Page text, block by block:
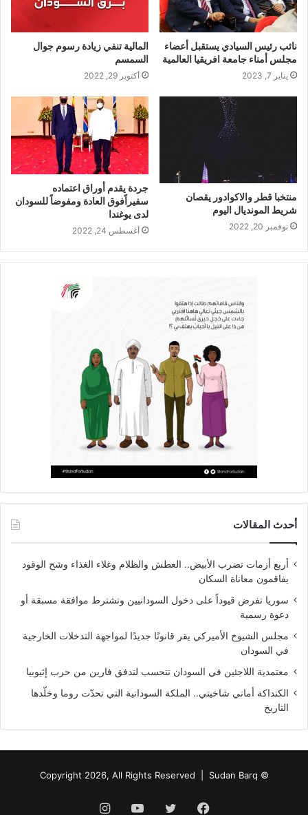
نائب رئيس السيادي يستقبل أعضاء
مجلس أمناء جامعة افريقيا العالمية
يناير 7, 2023
المالية تنفي زيادة رسوم جوال
السمسم
أكتوبر 29, 2022
منتخبا قطر والاكوادور يقصان
شريط المونديال اليوم
نوفمبر 20, 2022
جردة يقدم أوراق اعتماده
سفيراًفوق العادة ومفوضاً للسودان
لدى يوغندا
أغسطس 24, 2022
أحدث المقالات
أربع أزمات تضرب الأبيض.. العطش والظلام وغلاء الغذاء وشح الوقود
يفاقمون معاناة السكان
سوريا تفرض قيوداً على دخول السودانيين وتشترط موافقة مسبقة أو
دعوة رسمية
مجلس الشيوخ الأميركي يقر قانونًا جديدًا لمواجهة التدخلات الخارجية
في السودان
معتمدية اللاجئين في السودان تتحسب لتدفق فارين من حرب إثيوبيا
الكنداكة أماني شاخيتي.. الملكة السودانية التي تحدّت روما وخلّدها
التاريخ
© Copyright 2026, All Rights Reserved |
Sudan Barq
فيسبوك تويتر يوتيوبانستقرام